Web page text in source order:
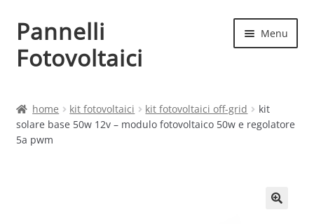
Vai
alla
navigazione
Vai
al
contenuto
Pannelli
Fotovoltaici
Menu
Cart
home kit fotovoltaici kit fotovoltaici off-grid
kit
solare base 50w 12v – modulo fotovoltaico 50w e regolatore
5a pwm